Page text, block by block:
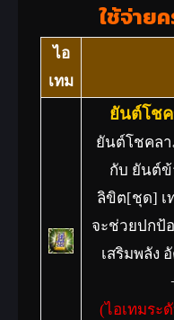
ใช้จ่าย
ไอ
เทม
ยันต์โช
ยันต์โชคล
กับ ยันต์
ลิขิต[ชุด] เ
จะช่วยปกป้
เสริมพลัง
(ไอเทมระ